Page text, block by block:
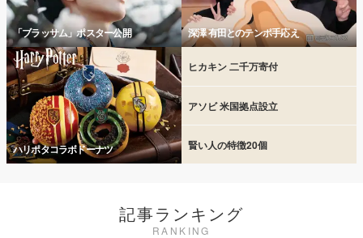
「ブラッサム」ポスター公開 深澤 有田とのテンポ手応え
ハリポタコラボドーナツ
ヒカキン 二千万寄付
アソビ 米国拠点設立
賢い人の特徴20個
記事ランキング
RANKING